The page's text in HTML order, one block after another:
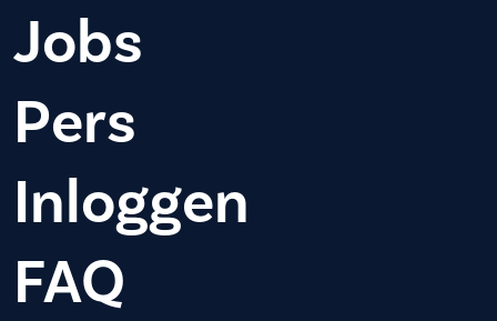
Jobs
Pers
Inloggen
FAQ